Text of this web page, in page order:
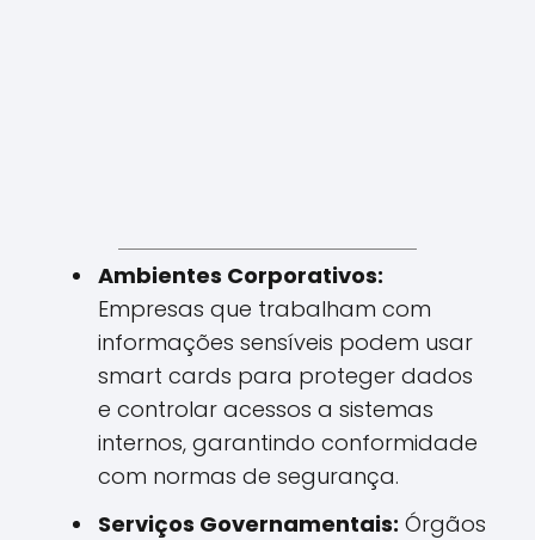
Ambientes Corporativos:
Empresas que trabalham com
informações sensíveis podem usar
smart cards para proteger dados
e controlar acessos a sistemas
internos, garantindo conformidade
com normas de segurança.
Serviços Governamentais: Órgãos